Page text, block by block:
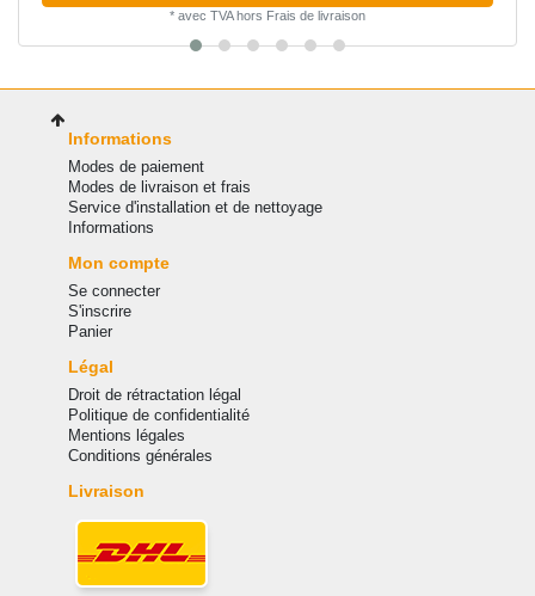
* avec TVAhors Frais de livraison
Informations
Modes de paiement
Modes de livraison et frais
Service d'installation et de nettoyage
Informations
Mon compte
Se connecter
S'inscrire
Panier
Légal
Droit de rétractation légal
Politique de confidentialité
Mentions légales
Conditions générales
Livraison